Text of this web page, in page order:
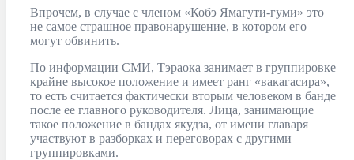
Впрочем, в случае с членом «Кобэ Ямагути-гуми» это
не самое страшное правонарушение, в котором его
могут обвинить.
По информации СМИ, Тэраока занимает в группировке
крайне высокое положение и имеет ранг «вакагасира»,
то есть считается фактически вторым человеком в банде
после ее главного руководителя. Лица, занимающие
такое положение в бандах якудза, от имени главаря
участвуют в разборках и переговорах с другими
группировками.